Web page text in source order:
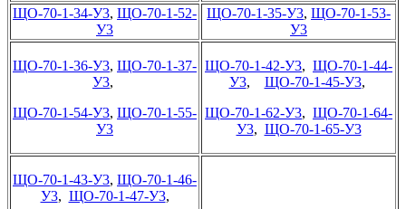
ЩО-70-1-34-У3, ЩО-70-1-52-
У3
ЩО-70-1-35-У3, ЩО-70-1-53-
У3
ЩО-70-1-36-У3, ЩО-70-1-37-
У3,
ЩО-70-1-54-У3, ЩО-70-1-55-
У3
ЩО-70-1-42-У3, ЩО-70-1-44-
У3, ЩО-70-1-45-У3,
ЩО-70-1-62-У3, ЩО-70-1-64-
У3, ЩО-70-1-65-У3
ЩО-70-1-43-У3, ЩО-70-1-46-
У3, ЩО-70-1-47-У3,